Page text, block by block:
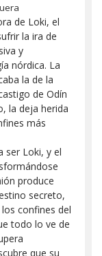
de Loki, el
la ira de
y
nórdica. La
la de la
de Odín
la deja herida
más
ser Loki, y el
produce
secreto,
confines del
todo lo ve de
que su